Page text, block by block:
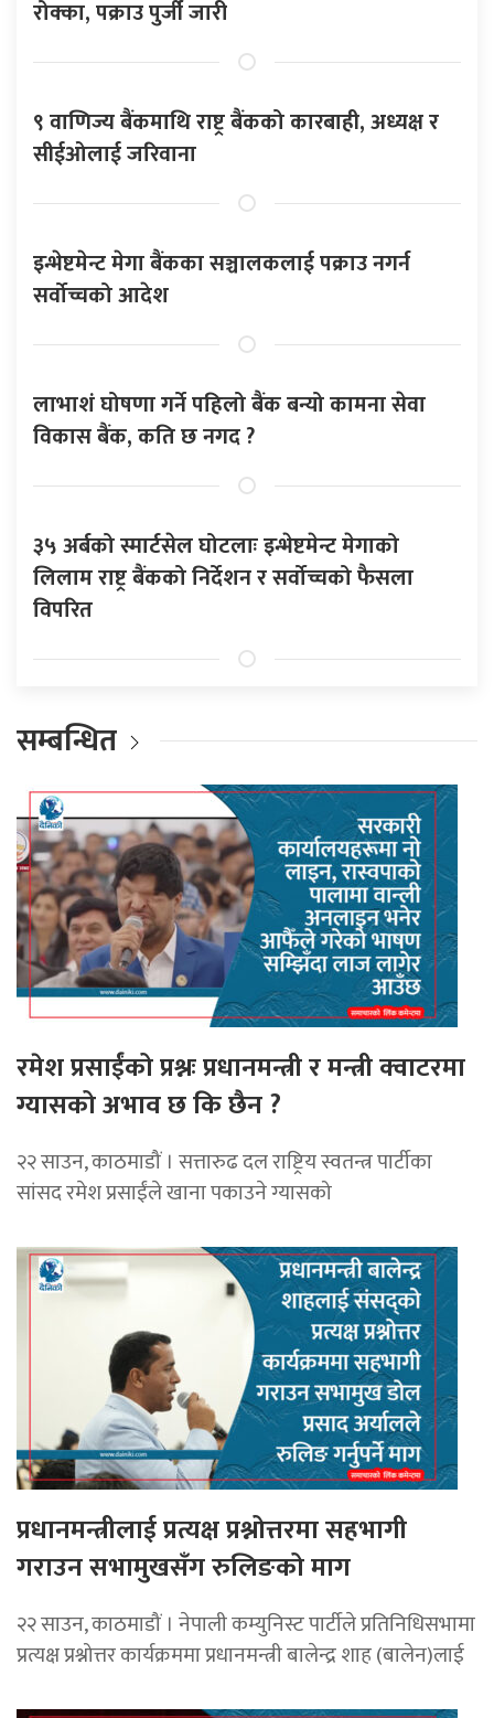
रोक्का, पक्राउ पुर्जी जारी
९ वाणिज्य बैंकमाथि राष्ट्र बैंकको कारबाही, अध्यक्ष र
सीईओलाई जरिवाना
इन्भेष्टमेन्ट मेगा बैंकका सञ्चालकलाई पक्राउ नगर्न
सर्वोच्चको आदेश
लाभाशं घोषणा गर्ने पहिलो बैंक बन्यो कामना सेवा
विकास बैंक, कति छ नगद ?
३५ अर्बको स्मार्टसेल घोटलाः इन्भेष्टमेन्ट मेगाको
लिलाम राष्ट्र बैंकको निर्देशन र सर्वोच्चको फैसला
विपरित
सम्बन्धित
रमेश प्रसाईंको प्रश्नः प्रधानमन्त्री र मन्त्री क्वाटरमा
ग्यासको अभाव छ कि छैन ?
२२ साउन, काठमाडौं । सत्तारुढ दल राष्ट्रिय स्वतन्त्र पार्टीका
सांसद रमेश प्रसाईंले खाना पकाउने ग्यासको
प्रधानमन्त्रीलाई प्रत्यक्ष प्रश्नोत्तरमा सहभागी
गराउन सभामुखसँग रुलिङको माग
२२ साउन, काठमाडौं । नेपाली कम्युनिस्ट पार्टीले प्रतिनिधिसभामा
प्रत्यक्ष प्रश्नोत्तर कार्यक्रममा प्रधानमन्त्री बालेन्द्र शाह (बालेन)लाई